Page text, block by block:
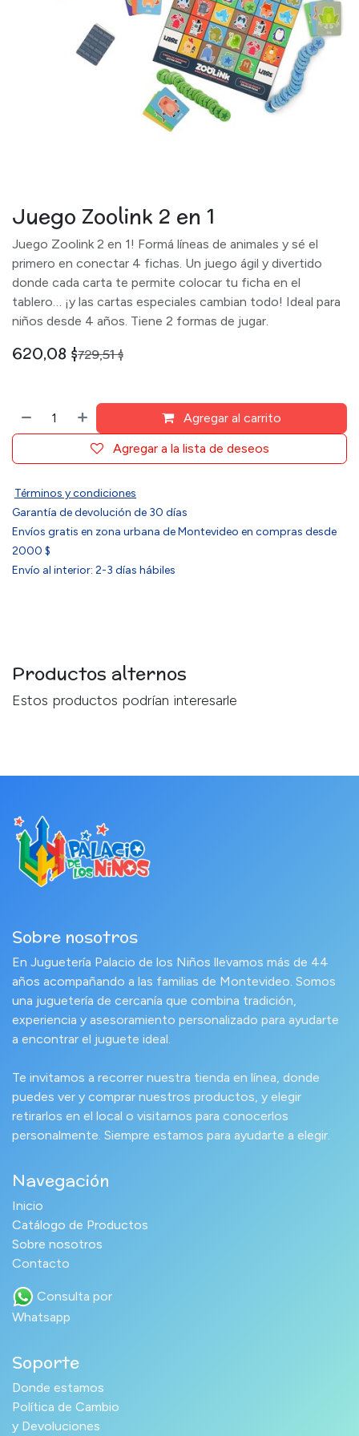
Juego Zoolink 2 en 1
Juego Zoolink 2 en 1! Formá líneas de animales y sé el
primero en conectar 4 fichas. Un juego ágil y divertido
donde cada carta te permite colocar tu ficha en el
tablero… ¡y las cartas especiales cambian todo! Ideal para
niños desde 4 años. Tiene 2 formas de jugar.
620,08 $729,51$
Agregar al carrito
Agregar a la lista de deseos
Términos y condiciones
Garantía de devolución de 30 días
Envíos gratis en zona urbana de Montevideo en compras desde
2000 $
Envío al interior: 2-3 días hábiles
Productos alternos
Estos productos podrían interesarle
Sobre nosotros
En Juguetería Palacio de los Niños llevamos más de 44
años acompañando a las familias de Montevideo. Somos
una juguetería de cercanía que combina tradición,
experiencia y asesoramiento personalizado para ayudarte
a encontrar el juguete ideal.
Te invitamos a recorrer nuestra tienda en línea, donde
puedes ver y comprar nuestros productos, y elegir
retirarlos en el local o visitarnos para conocerlos
personalmente. Siempre estamos para ayudarte a elegir.
Navegación
Inicio
Catálogo de Productos
Sobre nosotros
Contacto
Consulta por
Whatsapp
Soporte
Donde estamos
Política de Cambio
y Devoluciones